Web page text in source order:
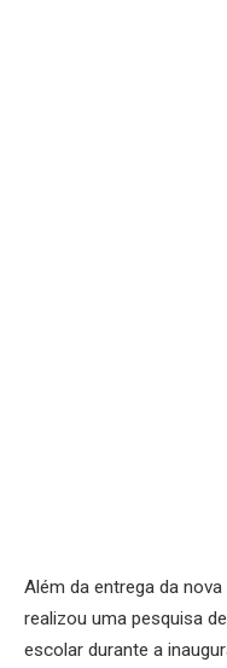
Além da entrega da
realizou uma pesquisa
escolar durante a